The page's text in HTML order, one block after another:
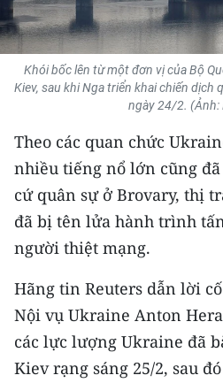
GIÁO DỤC
Y TẾ
KHOA HỌC - CÔNG NGHỆ
MÔI TRƯỜNG
BẠN ĐỌC
KIỂM CHỨNG THÔNG TIN
TRI THỨC CHUYÊN SÂU
54 DÂN TỘC VIỆT NAM
CHƯƠNG TRÌNH OCOP - MỖI
MỘT SẢN PHẨM
Khói bốc lên từ một đơn vị của Bộ
Kiev, sau khi Nga triển khai chiến dịch
ngày 24/2. (Ảnh:
Theo các quan chức
nhiều tiếng nổ lớn cũng
cứ quân sự ở Brovary, thị
đã bị tên lửa hành trình
người thiệt mạng.
Hãng tin Reuters dẫn lời
Nội vụ Ukraine Anton
các lực lượng Ukraine đã
Kiev rạng sáng 25/2, sau